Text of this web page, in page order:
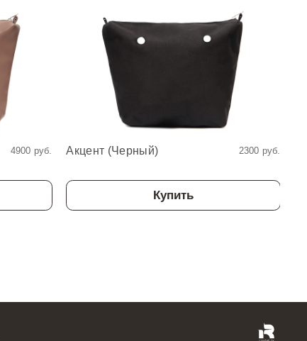
4900 руб. Акцент (Черный) 2300 руб.
Купить